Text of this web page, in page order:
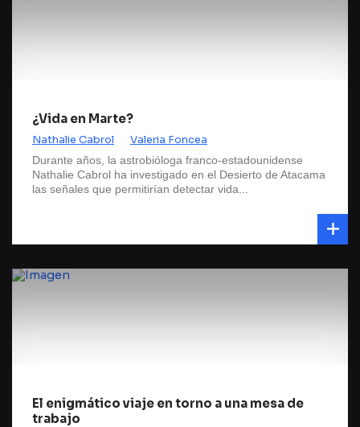
¿Vida en Marte?
Nathalie Cabrol Valeria Foncea
Durante años, la astrobióloga franco-estadounidense
Nathalie Cabrol ha investigado en el Desierto de Atacama
las señales que permitirían detectar vida...
El enigmático viaje en torno a una mesa de
trabajo